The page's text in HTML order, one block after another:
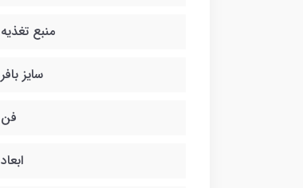
منبع تغذیه
سایز بافر
فن
ابعاد